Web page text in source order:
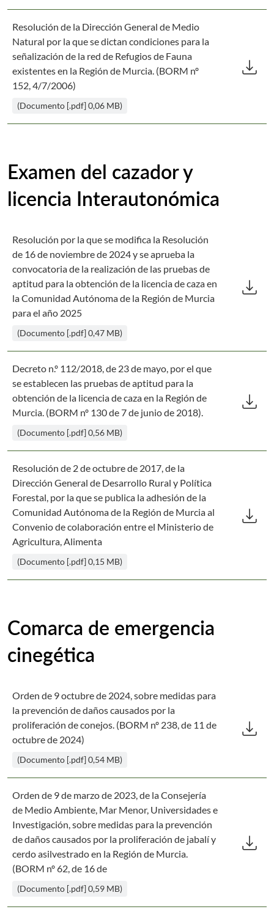
Resolución de la Dirección General de Medio
Natural por la que se dictan condiciones para la
señalización de la red de Refugios de Fauna
existentes en la Región de Murcia. (BORM nº
152, 4/7/2006)
(Documento [.pdf] 0,06 MB)
download
Examen del cazador y
licencia Interautonómica
Resolución por la que se modifica la Resolución
de 16 de noviembre de 2024 y se aprueba la
convocatoria de la realización de las pruebas de
aptitud para la obtención de la licencia de caza en
la Comunidad Autónoma de la Región de Murcia
para el año 2025
(Documento [.pdf] 0,47 MB)
download
Decreto n.º 112/2018, de 23 de mayo, por el que
se establecen las pruebas de aptitud para la
obtención de la licencia de caza en la Región de
Murcia. (BORM nº 130 de 7 de junio de 2018).
(Documento [.pdf] 0,56 MB)
download
Resolución de 2 de octubre de 2017, de la
Dirección General de Desarrollo Rural y Política
Forestal, por la que se publica la adhesión de la
Comunidad Autónoma de la Región de Murcia al
Convenio de colaboración entre el Ministerio de
Agricultura, Alimenta
(Documento [.pdf] 0,15 MB)
download
Comarca de emergencia
cinegética
Orden de 9 octubre de 2024, sobre medidas para
la prevención de daños causados por la
proliferación de conejos. (BORM nº 238, de 11 de
octubre de 2024)
(Documento [.pdf] 0,54 MB)
download
Orden de 9 de marzo de 2023, de la Consejería
de Medio Ambiente, Mar Menor, Universidades e
Investigación, sobre medidas para la prevención
de daños causados por la proliferación de jabalí y
cerdo asilvestrado en la Región de Murcia.
(BORM nº 62, de 16 de
(Documento [.pdf] 0,59 MB)
download